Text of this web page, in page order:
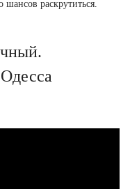
раскрутиться.